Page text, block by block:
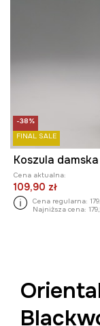
-38%
FINAL SALE
Cena aktualna:
109,90 zł
Cena regularna:
Najniższa cena: